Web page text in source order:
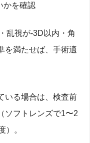
かを確認
乱視が-3D以内・角
を満たせば、手術適
いる場合は、検査前
ソフトレンズで1〜2
）。